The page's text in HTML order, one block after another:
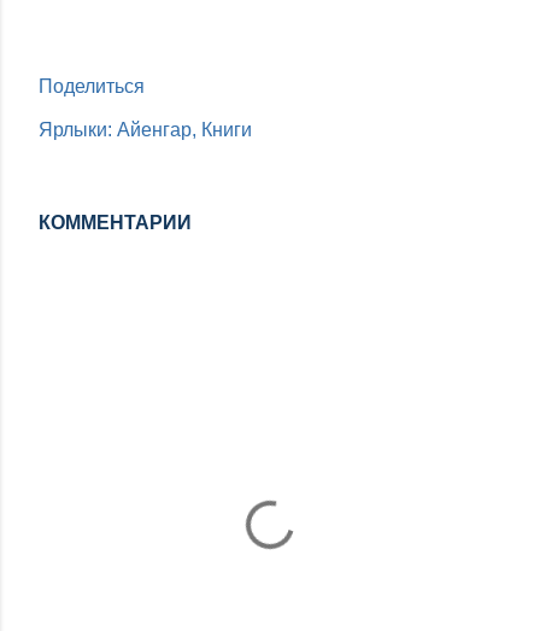
Поделиться
Ярлыки: Айенгар Книги
КОММЕНТАРИИ